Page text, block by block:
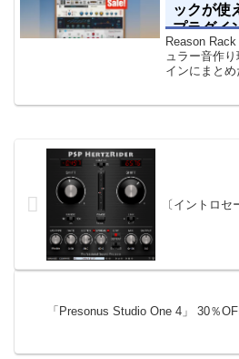
ックが使
プラグイ
Reason
ュラー音作
インにまと
乗り換える
エフェクト
〔イントロ
「Presonus Studio One 4」 30％